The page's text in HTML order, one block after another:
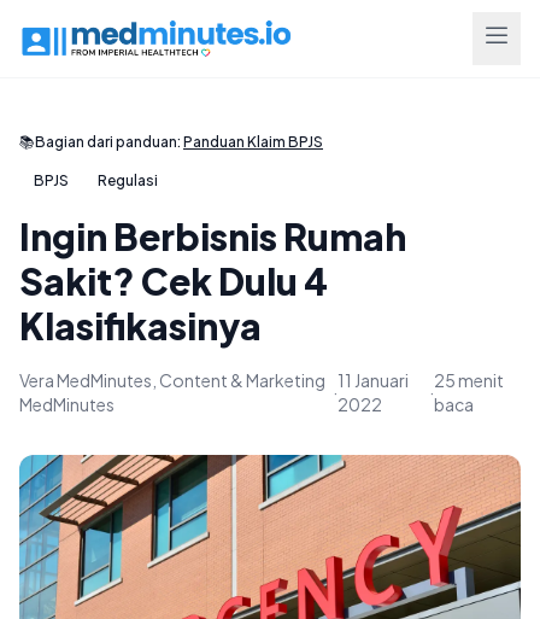
📚Bagian dari panduan: Panduan Klaim BPJS
BPJS Regulasi
Ingin Berbisnis Rumah
Sakit? Cek Dulu 4
Klasifikasinya
Vera MedMinutes, Content & Marketing
MedMinutes
·
11 Januari
2022
·
25 menit
baca